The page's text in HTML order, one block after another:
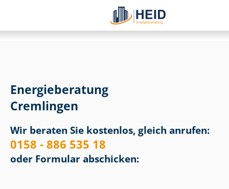
Energieberatung
Cremlingen
Wir beraten Sie kostenlos, gleich anrufen:
0158 - 886 535 18
oder Formular abschicken: